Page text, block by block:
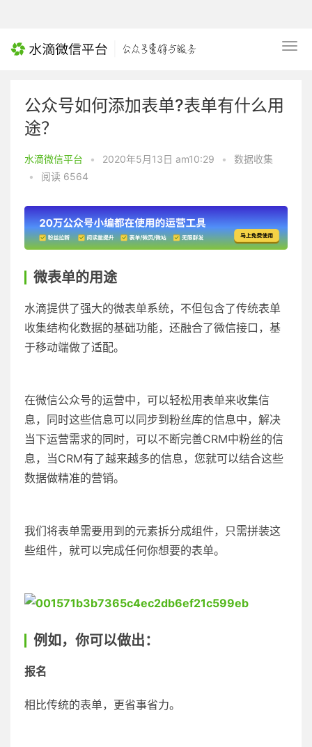
公众号如何添加表单?表单有什么用
途？
水滴微信平台 • 2020年5月13日 am10:29 •
数据收集
•
阅读 6564
微表单的用途
水滴提供了强大的微表单系统，不但包含了传统表单
收集结构化数据的基础功能，还融合了微信接口，基
于移动端做了适配。
在微信公众号的运营中，可以轻松用表单来收集信
息，同时这些信息可以同步到粉丝库的信息中，解决
当下运营需求的同时，可以不断完善CRM中粉丝的信
息，当CRM有了越来越多的信息，您就可以结合这些
数据做精准的营销。
我们将表单需要用到的元素拆分成组件，只需拼装这
些组件，就可以完成任何你想要的表单。
例如，你可以做出：
报名
相比传统的表单，更省事省力。